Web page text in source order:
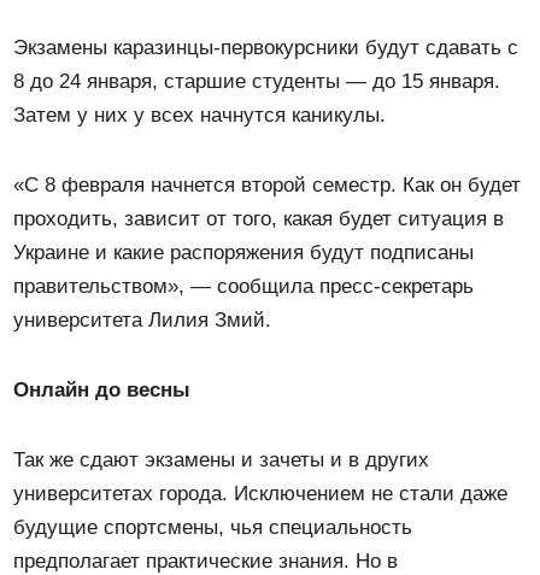
Экзамены каразинцы-первокурсники будут сдавать с
8 до 24 января, старшие студенты — до 15 января.
Затем у них у всех начнутся каникулы.
«С 8 февраля начнется второй семестр. Как он будет
проходить, зависит от того, какая будет ситуация в
Украине и какие распоряжения будут подписаны
правительством», — сообщила пресс-секретарь
университета Лилия Змий.
Онлайн до весны
Так же сдают экзамены и зачеты и в других
университетах города. Исключением не стали даже
будущие спортсмены, чья специальность
предполагает практические знания. Но в